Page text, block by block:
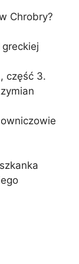
Chrobry?
część 3.